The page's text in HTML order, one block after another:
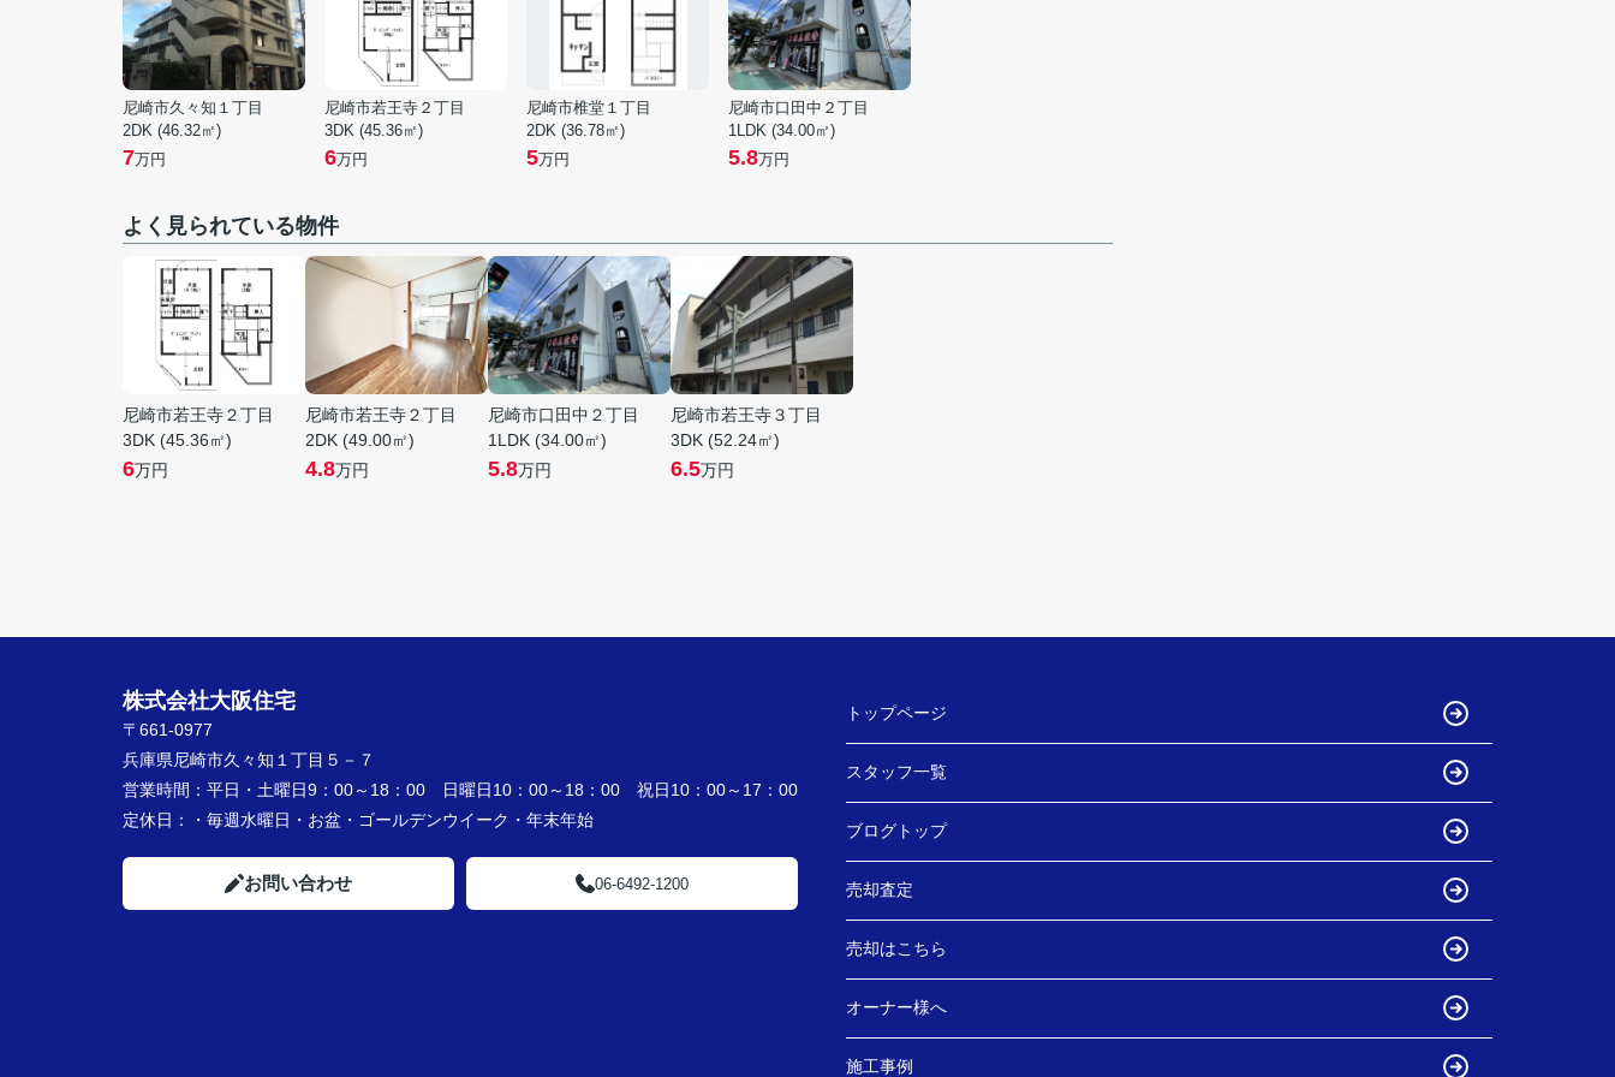
尼崎市久々知１丁目
2DK (46.32㎡)
7万円
尼崎市若王寺２丁目
3DK (45.36㎡)
6万円
尼崎市椎堂１丁目
2DK (36.78㎡)
5万円
尼崎市口田中２丁目
1LDK (34.00㎡)
5.8万円
よく見られている物件
尼崎市若王寺２丁目
3DK (45.36㎡)
6万円
尼崎市若王寺２丁目
2DK (49.00㎡)
4.8万円
尼崎市口田中２丁目
1LDK (34.00㎡)
5.8万円
尼崎市若王寺３丁目
3DK (52.24㎡)
6.5万円
株式会社大阪住宅
〒661-0977
兵庫県尼崎市久々知１丁目５－７
営業時間： 平日・土曜日9：00～18：00 日曜日10：00～18：00 祝日10：00～17：00
定休日：
・毎週水曜日・お盆・ゴールデンウイーク・年末年始
お問い合わせ 06-6492-1200
トップページ
スタッフ一覧
ブログトップ
売却査定
売却はこちら
オーナー様へ
施工事例